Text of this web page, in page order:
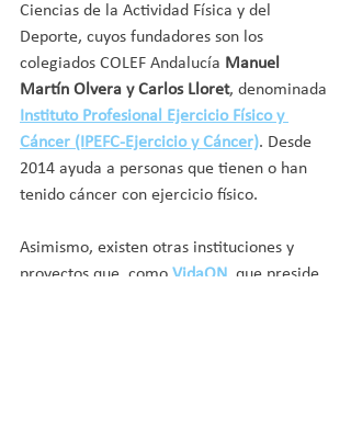
Ciencias de la Actividad Física y del
Deporte, cuyos fundadores son los
colegiados COLEF Andalucía Manuel
Martín Olvera y Carlos Lloret, denominada
Instituto Profesional Ejercicio Físico y
Cáncer (IPEFC-Ejercicio y Cáncer). Desde
2014 ayuda a personas que tienen o han
tenido cáncer con ejercicio físico.
Asimismo, existen otras instituciones y
proyectos que, como VidaON , que preside